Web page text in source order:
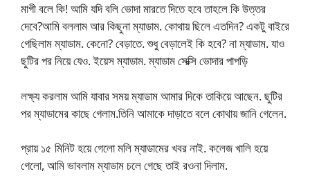
মাগী বলে কি! আমি যদি বলি ভোদা মারতে দিতে হবে তাহলে কি উত্তর
দেবে?আমি বললাম আর কিছুনা ম্যাডাম. কোথায় ছিলে এতদিন? একটু বাইরে
গেছিলাম ম্যাডাম. কেনো? বেড়াতে. শুধু বেড়ালেই কি হবে? না ম্যাডাম. যাও
ছুটির পর নিয়ে যেও. ইয়েস ম্যাডাম. ম্যাডাম সেক্সি ভোদার পাপড়ি
লক্ষ্য করলাম আমি যাবার সময় ম্যাডাম আমার দিকে তাকিয়ে আছেন. ছুটির
পর ম্যাডামের কাছে গেলাম.তিনি আমাকে দাড়াতে বলে কোথায় জানি গেলেন.
প্রায় ১৫ মিনিট হয়ে গেলো মলি ম্যাডামের খবর নাই. কলেজ খালি হয়ে
গেলো, আমি ভাবলাম ম্যাডাম চলে গেছে তাই রওনা দিলাম.